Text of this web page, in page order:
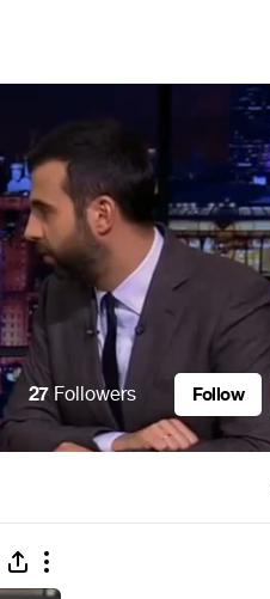
27 Followers Follow